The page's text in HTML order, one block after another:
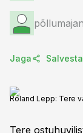
Jaga Salvesta
Roland Lepp: Tere
Tere